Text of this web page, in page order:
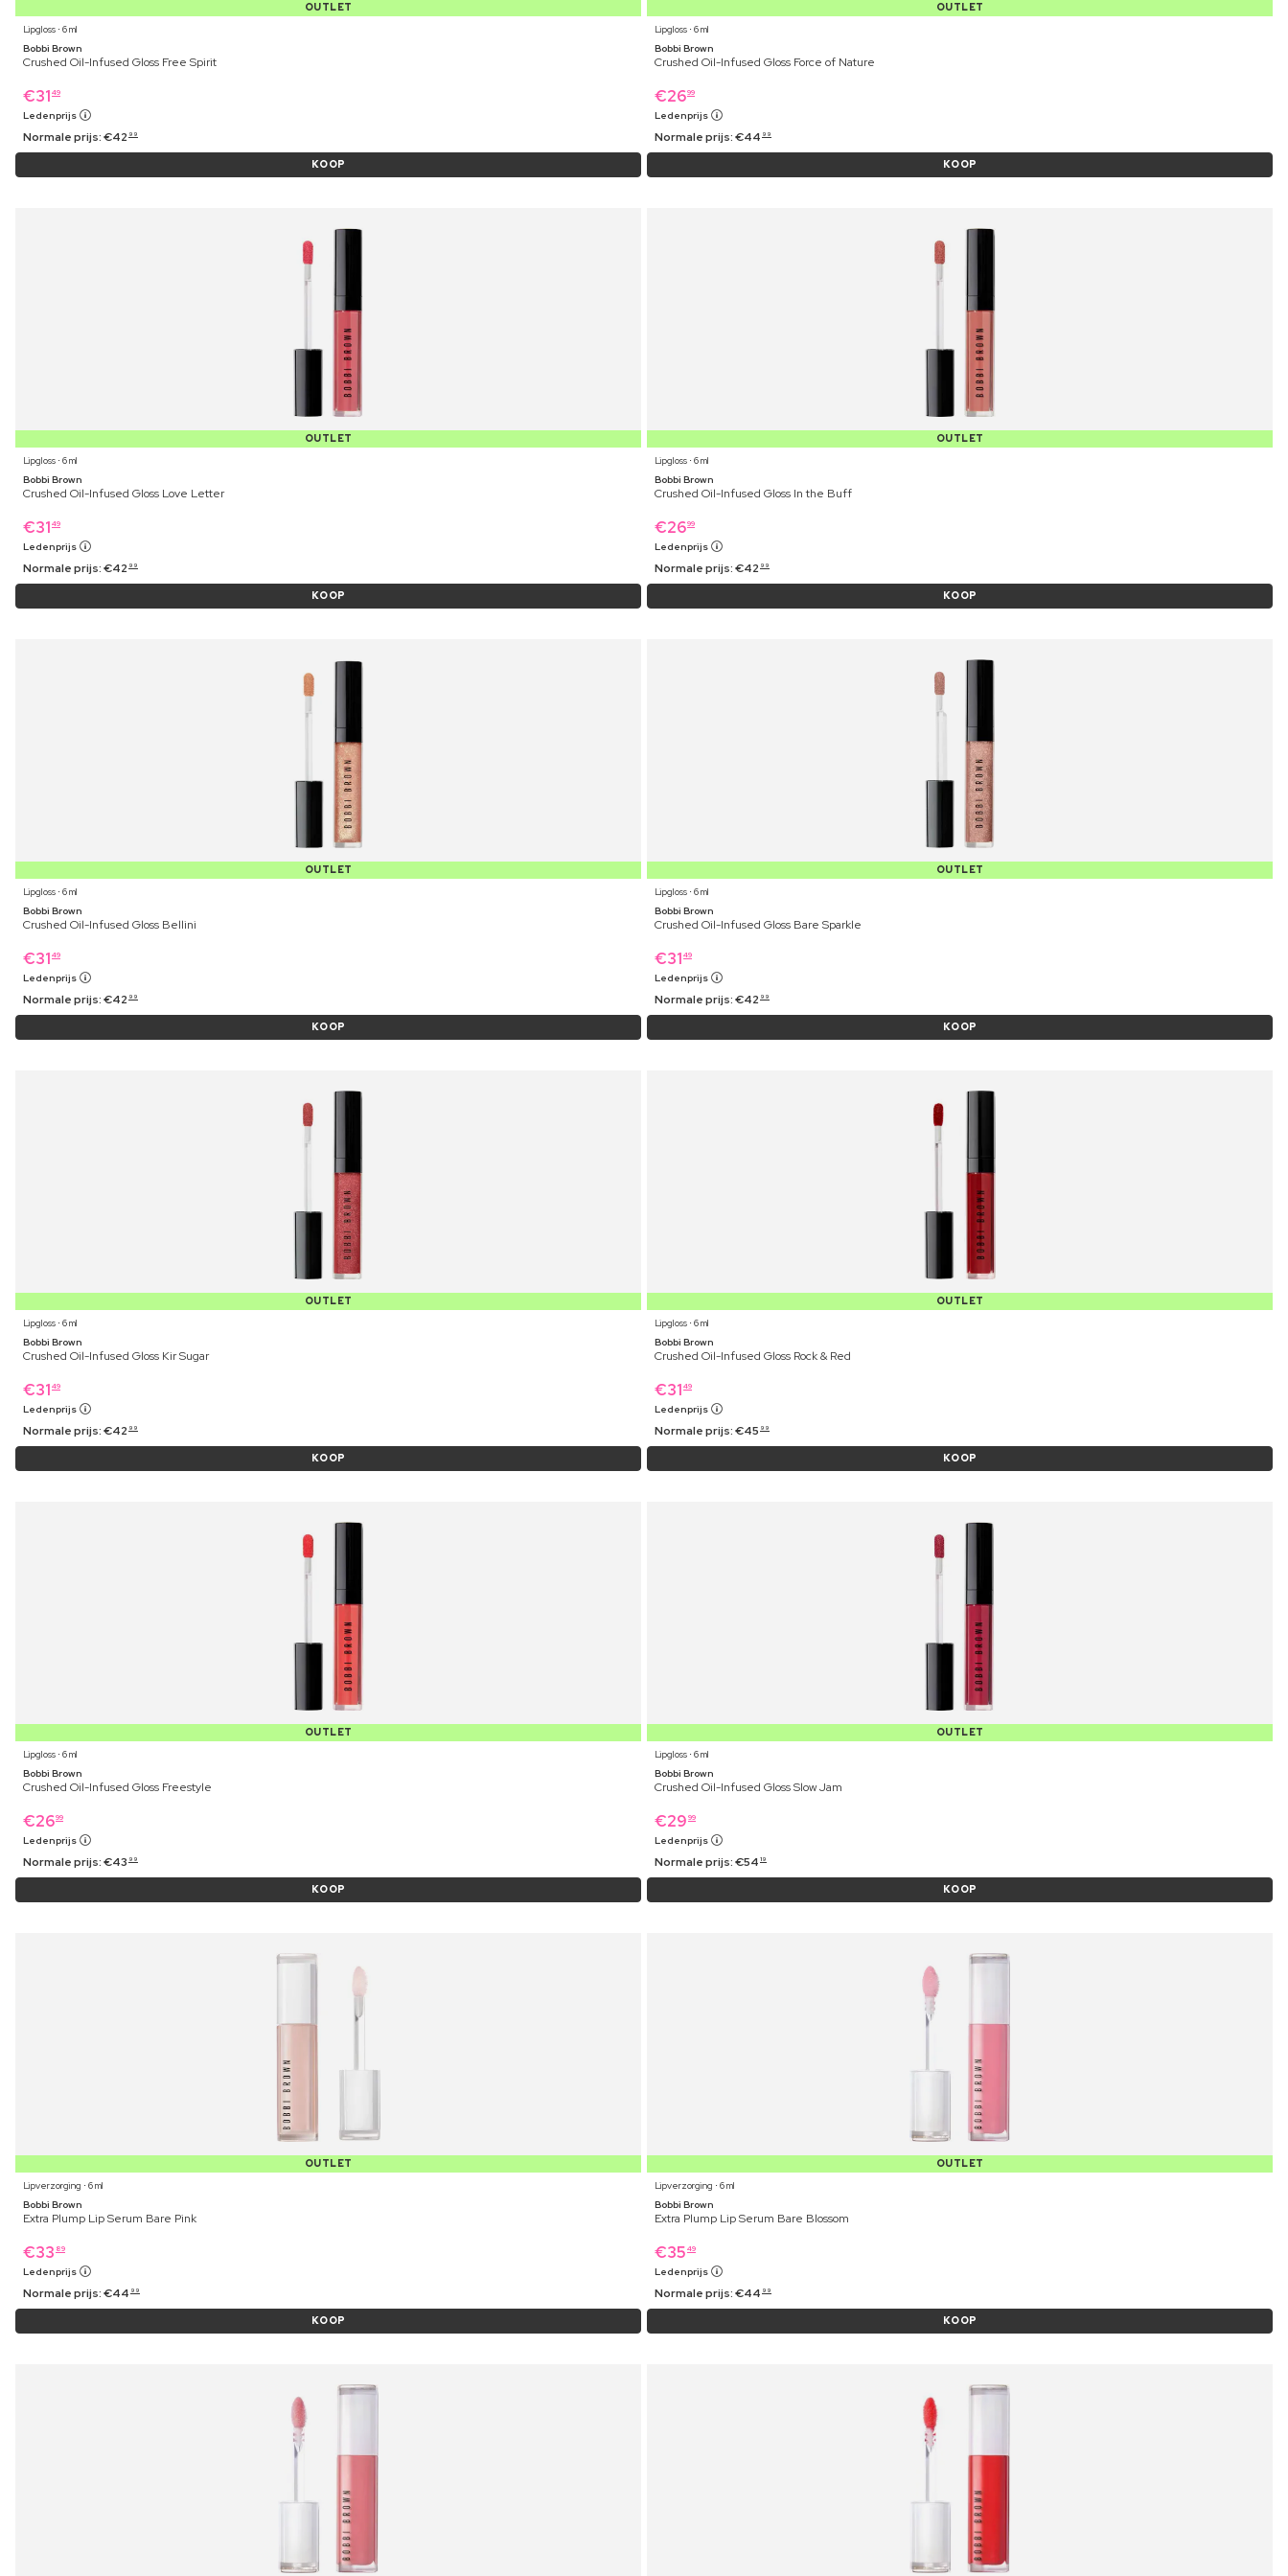
OUTLET
Lipgloss ⋅ 6 ml
Bobbi Brown
Crushed Oil-Infused Gloss Free Spirit
€31 49
Ledenprijs
Normale prijs:€42 99
KOOP
OUTLET
Lipgloss ⋅ 6 ml
Bobbi Brown
Crushed Oil-Infused Gloss Force of Nature
€2699
Ledenprijs
Normale prijs:€44 99
KOOP
OUTLET
Lipgloss ⋅ 6 ml
Bobbi Brown
Crushed Oil-Infused Gloss Love Letter
€31 49
Ledenprijs
Normale prijs:€42 99
KOOP
OUTLET
Lipgloss ⋅ 6 ml
Bobbi Brown
Crushed Oil-Infused Gloss In the Buff
€2699
Ledenprijs
Normale prijs:€42 99
KOOP
OUTLET
Lipgloss ⋅ 6 ml
Bobbi Brown
Crushed Oil-Infused Gloss Bellini
€31 49
Ledenprijs
Normale prijs:€42 99
KOOP
OUTLET
Lipgloss ⋅ 6 ml
Bobbi Brown
Crushed Oil-Infused Gloss Bare Sparkle
€31 49
Ledenprijs
Normale prijs:€42 99
KOOP
OUTLET
Lipgloss ⋅ 6 ml
Bobbi Brown
Crushed Oil-Infused Gloss Kir Sugar
€31 49
Ledenprijs
Normale prijs:€42 99
KOOP
OUTLET
Lipgloss ⋅ 6 ml
Bobbi Brown
Crushed Oil-Infused Gloss Rock & Red
€31 49
Ledenprijs
Normale prijs:€45 99
KOOP
OUTLET
Lipgloss ⋅ 6 ml
Bobbi Brown
Crushed Oil-Infused Gloss Freestyle
€2699
Ledenprijs
Normale prijs:€43 99
KOOP
OUTLET
Lipgloss ⋅ 6 ml
Bobbi Brown
Crushed Oil-Infused Gloss Slow Jam
€29 99
Ledenprijs
Normale prijs:€54 19
KOOP
OUTLET
Lipverzorging ⋅ 6 ml
Bobbi Brown
Extra Plump Lip Serum Bare Pink
€33 89
Ledenprijs
Normale prijs:€44 99
KOOP
OUTLET
Lipverzorging ⋅ 6 ml
Bobbi Brown
Extra Plump Lip Serum Bare Blossom
€35 49
Ledenprijs
Normale prijs:€44 99
KOOP